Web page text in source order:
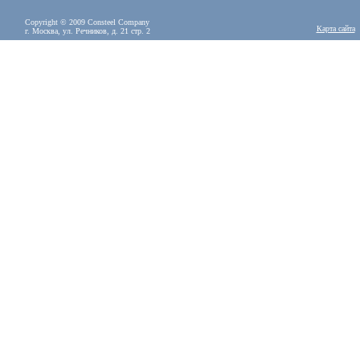
Copyright © 2009 Consteel Company
г. Москва, ул. Речников, д. 21 стр. 2
Карта сайта